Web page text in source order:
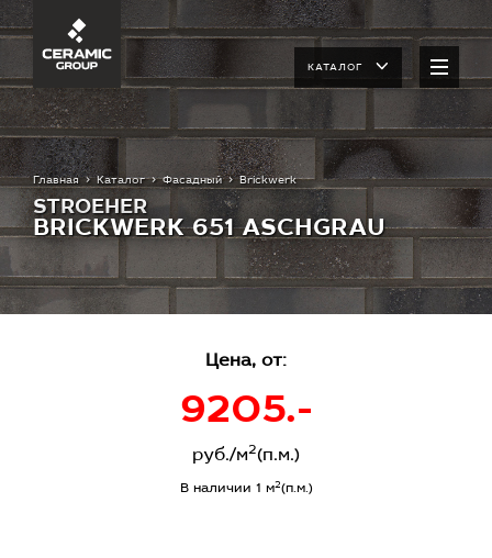
КАТАЛОГ
Главная Каталог Фасадный Brickwerk
STROEHER
BRICKWERK 651 ASCHGRAU
Цена, от:
9205.-
руб./м2(п.м.)
В наличии 1 м2(п.м.)